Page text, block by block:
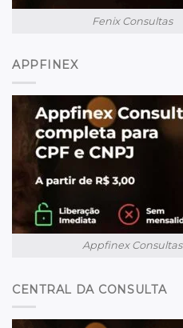
Fenix Consultas
APPFINEX
Appfinex Consultas
CENTRAL DA CONSULTA